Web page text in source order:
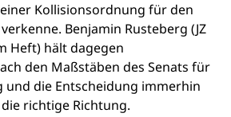
Kollisionsordnung für den
Benjamin Rusteberg (JZ
Heft) hält dagegen
den Maßstäben des Senats für
und die Entscheidung immerhin
richtige Richtung.